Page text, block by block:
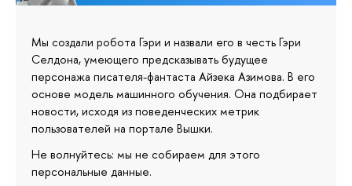
Мы создали робота Гэри и назвали его в честь Гэри
Селдона, умеющего предсказывать будущее
персонажа писателя-фантаста Айзека Азимова. В его
основе модель машинного обучения. Она подбирает
новости, исходя из поведенческих метрик
пользователей на портале Вышки.
Не волнуйтесь: мы не собираем для этого
персональные данные.